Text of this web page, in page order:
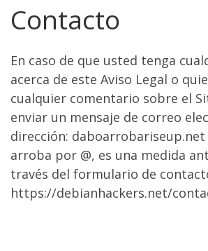
Contacto
En caso de que usted tenga
acerca de este Aviso Legal o
cualquier comentario sobre el
enviar un mensaje de correo
dirección:
arroba por @, es una medida
través del formulario de
https://debianhackers.net/